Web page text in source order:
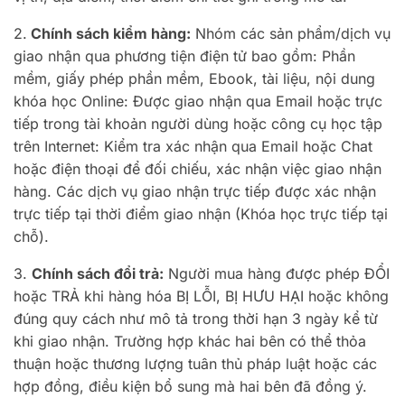
2. Chính sách kiểm hàng: Nhóm các sản phẩm/dịch vụ
giao nhận qua phương tiện điện tử bao gồm: Phần
mềm, giấy phép phần mềm, Ebook, tài liệu, nội dung
khóa học Online: Được giao nhận qua Email hoặc trực
tiếp trong tài khoản người dùng hoặc công cụ học tập
trên Internet: Kiểm tra xác nhận qua Email hoặc Chat
hoặc điện thoại để đối chiếu, xác nhận việc giao nhận
hàng. Các dịch vụ giao nhận trực tiếp được xác nhận
trực tiếp tại thời điểm giao nhận (Khóa học trực tiếp tại
chỗ).
3. Chính sách đổi trả: Người mua hàng được phép ĐỔI
hoặc TRẢ khi hàng hóa BỊ LỖI, BỊ HƯU HẠI hoặc không
đúng quy cách như mô tả trong thời hạn 3 ngày kể từ
khi giao nhận. Trường hợp khác hai bên có thể thỏa
thuận hoặc thương lượng tuân thủ pháp luật hoặc các
hợp đồng, điều kiện bổ sung mà hai bên đã đồng ý.